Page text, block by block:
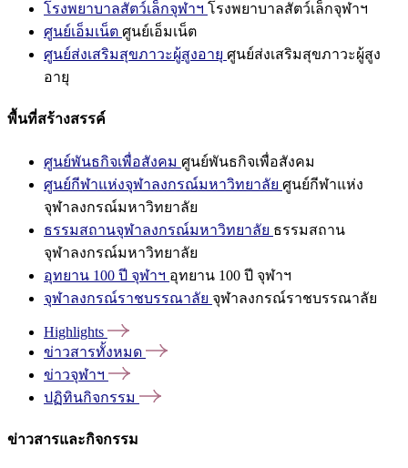
โรงพยาบาลสัตว์เล็กจุฬาฯ โรงพยาบาลสัตว์เล็กจุฬาฯ
ศูนย์เอ็มเน็ต ศูนย์เอ็มเน็ต
ศูนย์ส่งเสริมสุขภาวะผู้สูงอายุ ศูนย์ส่งเสริมสุขภาวะผู้สูง
อายุ
พื้นที่สร้างสรรค์
ศูนย์พันธกิจเพื่อสังคม ศูนย์พันธกิจเพื่อสังคม
ศูนย์กีฬาแห่งจุฬาลงกรณ์มหาวิทยาลัย ศูนย์กีฬาแห่ง
จุฬาลงกรณ์มหาวิทยาลัย
ธรรมสถานจุฬาลงกรณ์มหาวิทยาลัย ธรรมสถาน
จุฬาลงกรณ์มหาวิทยาลัย
อุทยาน 100 ปี จุฬาฯ อุทยาน 100 ปี จุฬาฯ
จุฬาลงกรณ์ราชบรรณาลัย จุฬาลงกรณ์ราชบรรณาลัย
Highlights
ข่าวสารทั้งหมด
ข่าวจุฬาฯ
ปฏิทินกิจกรรม
ข่าวสารและกิจกรรม